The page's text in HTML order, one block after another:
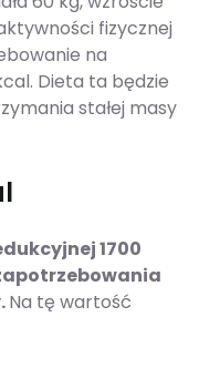
fizycznej
na
Dieta ta będzie
stałej masy
1700
Na tę wartość